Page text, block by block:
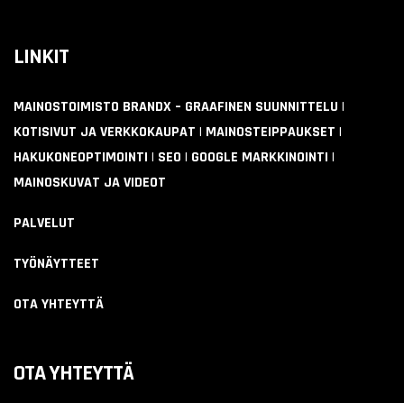
LINKIT
MAINOSTOIMISTO BRANDX – GRAAFINEN SUUNNITTELU |
KOTISIVUT JA VERKKOKAUPAT | MAINOSTEIPPAUKSET |
HAKUKONEOPTIMOINTI | SEO | GOOGLE MARKKINOINTI |
MAINOSKUVAT JA VIDEOT
PALVELUT
TYÖNÄYTTEET
OTA YHTEYTTÄ
OTA YHTEYTTÄ